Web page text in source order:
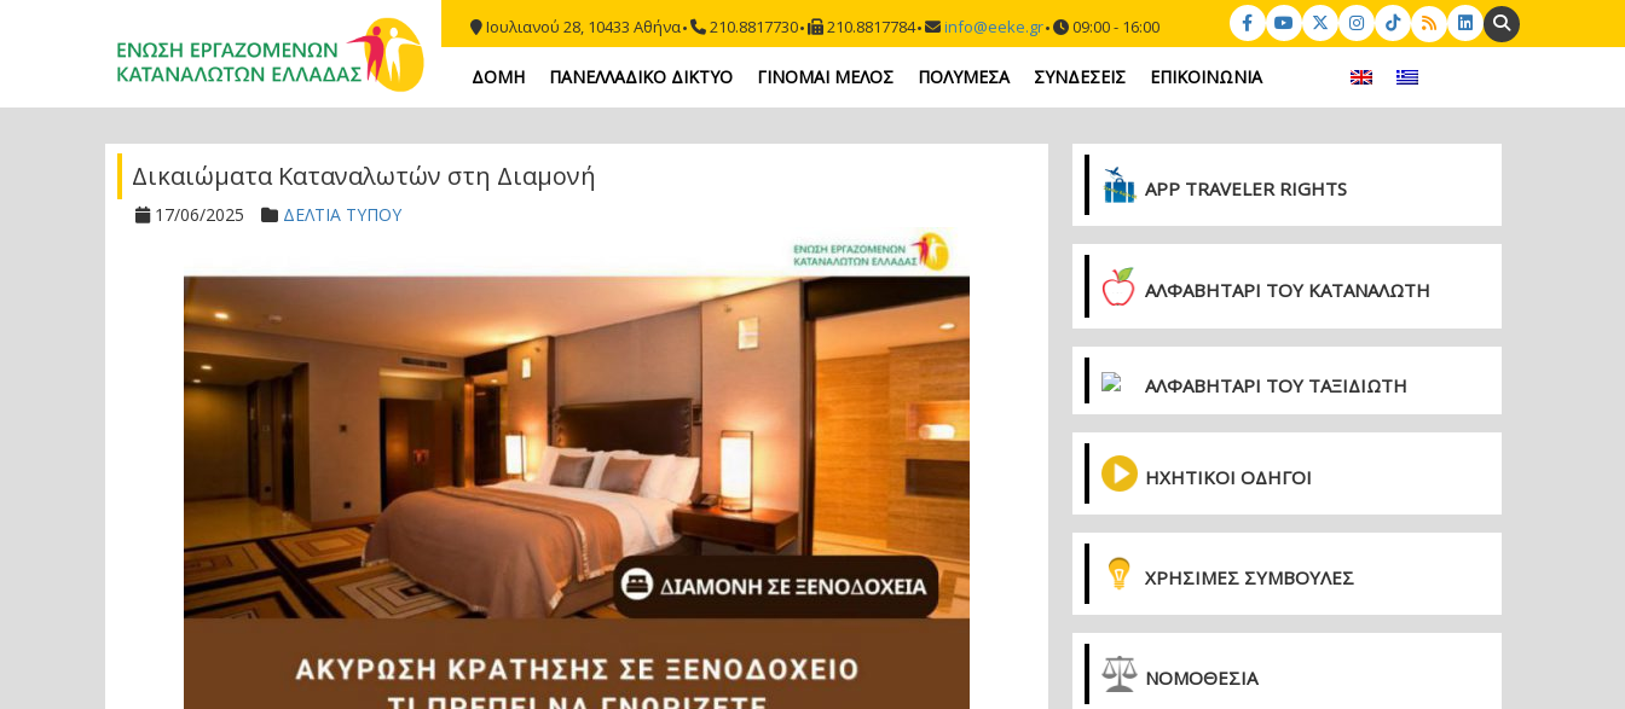
Ιουλιανού 28, 10433 Αθήνα 210.8817730 210.8817784 info@eeke.gr 09:00 - 16:00 Search:
ΔΟΜΗ ΠΑΝΕΛΛΑΔΙΚΟ ΔΙΚΤΥΟ ΓΙΝΟΜΑΙ ΜΕΛΟΣ ΠΟΛΥΜΕΣΑ ΣΥΝΔΕΣΕΙΣ ΕΠΙΚΟΙΝΩΝΙΑ
Δικαιώματα Καταναλωτών στη Διαμονή
17/06/2025 ΔΕΛΤΙΑ ΤΥΠΟΥ
APP TRAVELER RIGHTS
ΑΛΦΑΒΗΤΑΡΙ ΤΟΥ ΚΑΤΑΝΑΛΩΤΗ
ΑΛΦΑΒΗΤΑΡΙ ΤΟΥ ΤΑΞΙΔΙΩΤΗ
ΗΧΗΤΙΚΟΙ ΟΔΗΓΟΙ
ΧΡΗΣΙΜΕΣ ΣΥΜΒΟΥΛΕΣ
ΝΟΜΟΘΕΣΙΑ